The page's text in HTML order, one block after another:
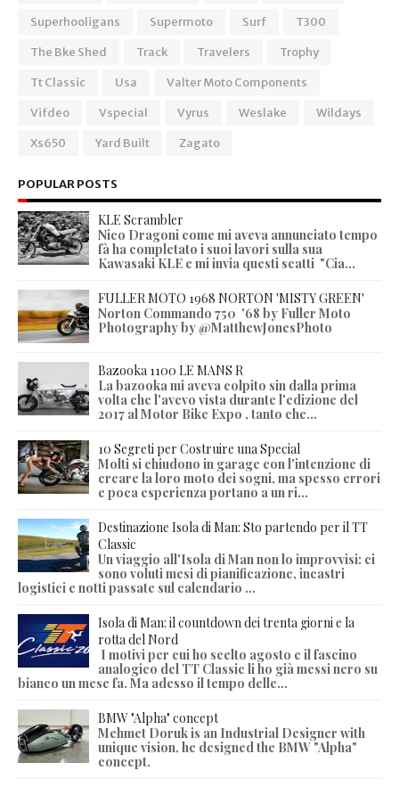
Superhooligans
Supermoto Surf
T300
The Bke Shed
Track Travelers
Trophy
Tt Classic
Usa
Valter Moto Components
Vifdeo
Vspecial Vyrus Weslake
Wildays
Xs650
Yard Built Zagato
POPULAR POSTS
KLE Scrambler
Nico Dragoni come mi aveva annunciato tempo
fà ha completato i suoi lavori sulla sua
Kawasaki KLE e mi invia questi scatti "Cia...
FULLER MOTO 1968 NORTON 'MISTY GREEN'
Norton Commando 750 '68 by Fuller Moto
Photography by @MatthewJonesPhoto
Bazooka 1100 LE MANS R
La bazooka mi aveva colpito sin dalla prima
volta che l'avevo vista durante l'edizione del
2017 al Motor Bike Expo , tanto che...
10 Segreti per Costruire una Special
Molti si chiudono in garage con l'intenzione di
creare la loro moto dei sogni, ma spesso errori
e poca esperienza portano a un ri...
Destinazione Isola di Man: Sto partendo per il TT
Classic
Un viaggio all'Isola di Man non lo improvvisi: ci
sono voluti mesi di pianificazione, incastri
logistici e notti passate sul calendario ...
Isola di Man: il countdown dei trenta giorni e la
rotta del Nord
I motivi per cui ho scelto agosto e il fascino
analogico del TT Classic li ho già messi nero su
bianco un mese fa. Ma adesso il tempo delle...
BMW "Alpha" concept
Mehmet Doruk is an Industrial Designer with
unique vision, he designed the BMW "Alpha"
concept.